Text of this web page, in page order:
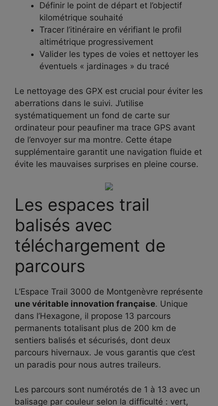
Définir le point de départ et l’objectif
kilométrique souhaité
Tracer l’itinéraire en vérifiant le profil
altimétrique progressivement
Valider les types de voies et nettoyer les
éventuels « jardinages » du tracé
Le nettoyage des GPX est crucial pour éviter les
aberrations dans le suivi. J’utilise
systématiquement un fond de carte sur
ordinateur pour peaufiner ma trace GPS avant
de l’envoyer sur ma montre. Cette étape
supplémentaire garantit une navigation fluide et
évite les mauvaises surprises en pleine course.
Les espaces trail
balisés avec
téléchargement de
parcours
L’Espace Trail 3000 de Montgenèvre représente
une véritable innovation française. Unique
dans l’Hexagone, il propose 13 parcours
permanents totalisant plus de 200 km de
sentiers balisés et sécurisés, dont deux
parcours hivernaux. Je vous garantis que c’est
un paradis pour nous autres traileurs.
Les parcours sont numérotés de 1 à 13 avec un
balisage par couleur selon la difficulté : vert,